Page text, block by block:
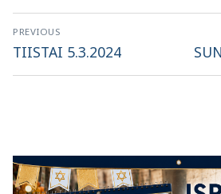
Artikkelien
selaus
PREVIOUS
Previous
TIISTAI 5.3.2024
Next